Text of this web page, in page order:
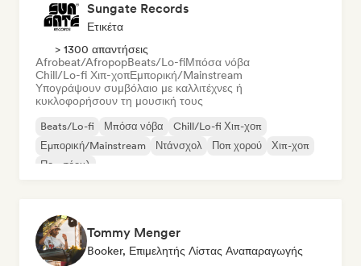
Sungate Records
Ετικέτα
> 1300 απαντήσεις
Afrobeat/AfropopBeats/Lo-fiΜπόσα νόβα
Chill/Lo-fi Χιπ-χοπΕμπορική/Mainstream
Υπογράψουν συμβόλαιο με καλλιτέχνες ή
κυκλοφορήσουν τη μουσική τους
Beats/Lo-fi Μπόσα νόβα
Chill/Lo-fi Χιπ-χοπ
Εμπορική/Mainstream
Ντάνσχολ Ποπ χορού
Χιπ-χοπ
Ποπ σόουλ
Tommy Menger
Booker, Επιμελητής Λίστας Αναπαραγωγής